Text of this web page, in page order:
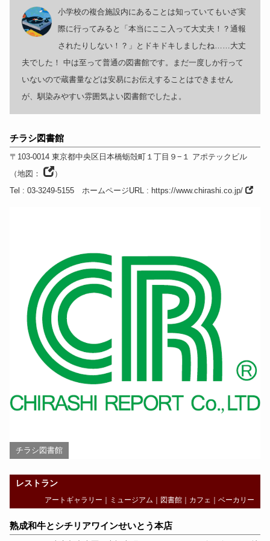
小学校の複合施設内にあることは知っていてもいざ実
際に行ってみると「本当にここ入って大丈夫！？通報
されたりしない！？」とドキドキしましたね……大丈
夫でした！ 中は至って普通の図書館です。まだ一度しか行って
いないので蔵書量などは安易にお伝えすることはできません
が、馴染みやすい雰囲気よい図書館でしたよ。
チラシ図書館
〒103-0014 東京都中央区日本橋蛎殻町１丁目９−１ アポテックビル
（地図：
）
Tel : 03-3249-5155 ホームページURL: https://www.chirashi.co.jp/
チラシ図書館
レストラン
アートギャラリー ｜ ミュージアム ｜ 図書館 ｜ カフェ ｜ベーカリー
熟成和牛とシチリアワインせいとう本店